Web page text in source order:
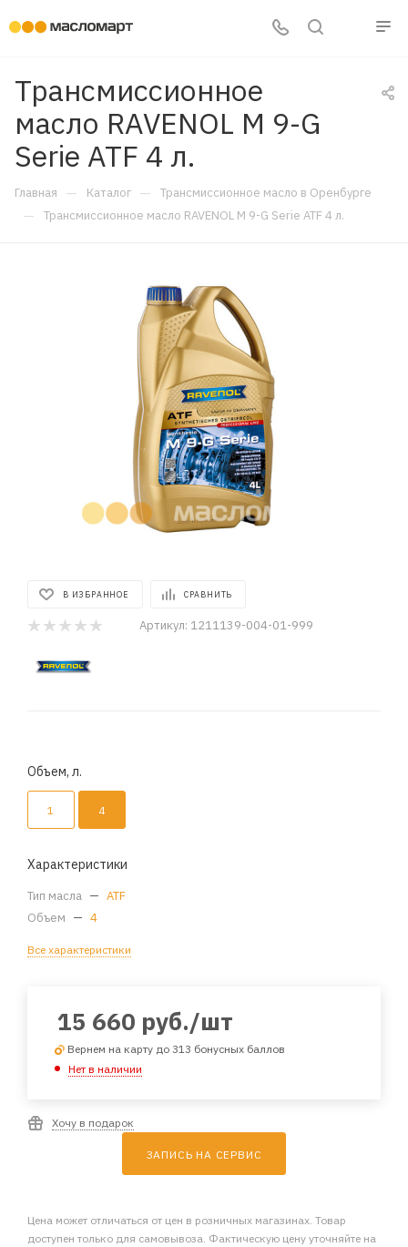
Трансмиссионное
масло RAVENOL M 9-G
Serie ATF 4 л.
Главная — Каталог — Трансмиссионное масло в Оренбурге
— Трансмиссионное масло RAVENOL M 9-G Serie ATF 4 л.
В ИЗБРАННОЕ СРАВНИТЬ
Артикул: 1211139-004-01-999
Объем, л.
1 4
Характеристики
Тип масла — ATF
Объем — 4
Все характеристики
15 660 руб./шт
Вернем на карту до 313 бонусных баллов
Нет в наличии
Хочу в подарок
ЗАПИСЬ НА СЕРВИС
Цена может отличаться от цен в розничных магазинах. Товар
доступен только для самовывоза. Фактическую цену уточняйте на